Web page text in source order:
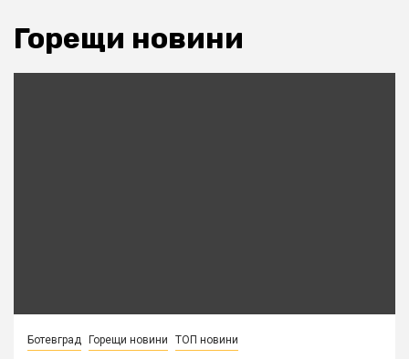
Горещи новини
Ботевград Горещи новини ТОП новини